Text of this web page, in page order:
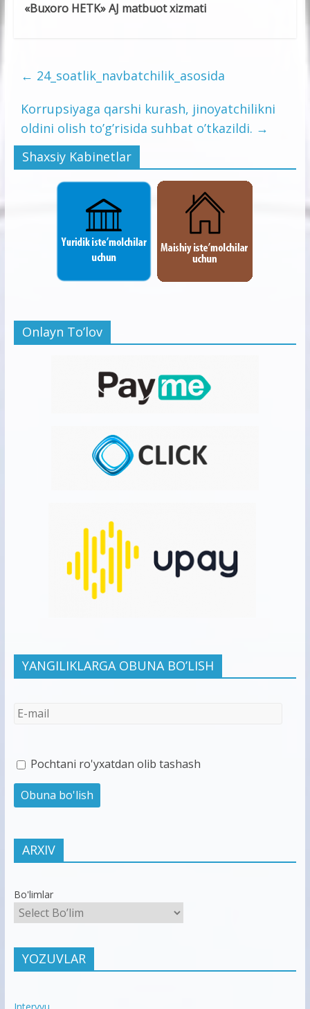
«Buxoro HETK» AJ matbuot xizmati
← 24_soatlik_navbatchilik_asosida
Korrupsiyaga qarshi kurash, jinoyatchilikni
oldini olish to’g’risida suhbat o’tkazildi. →
Shaxsiy Kabinetlar
Onlayn To’lov
YANGILIKLARGA OBUNA BO’LISH
Pochtani ro'yxatdan olib tashash
ARXIV
Bo'limlar
YOZUVLAR
Intervyu